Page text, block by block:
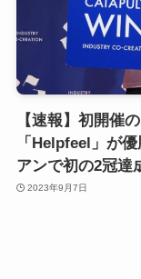
【速報】初開催
「Helpfeel」が
アンで初の2冠達
2023年9月7日